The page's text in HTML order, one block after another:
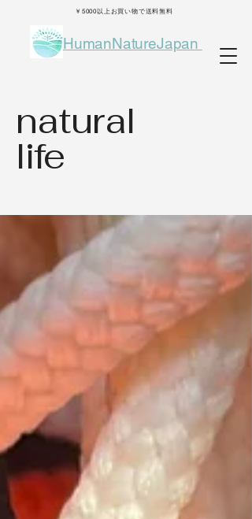
HumanNatureJapan
￥5000以上お買い物で送料無料
natural
life